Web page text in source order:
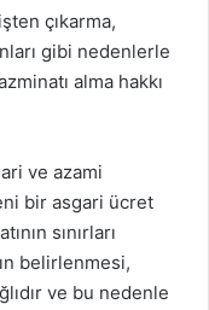
çıkarma,
gibi nedenlerle
alma hakkı
ve azami
bir asgari ücret
sınırları
belirlenmesi,
ve bu nedenle